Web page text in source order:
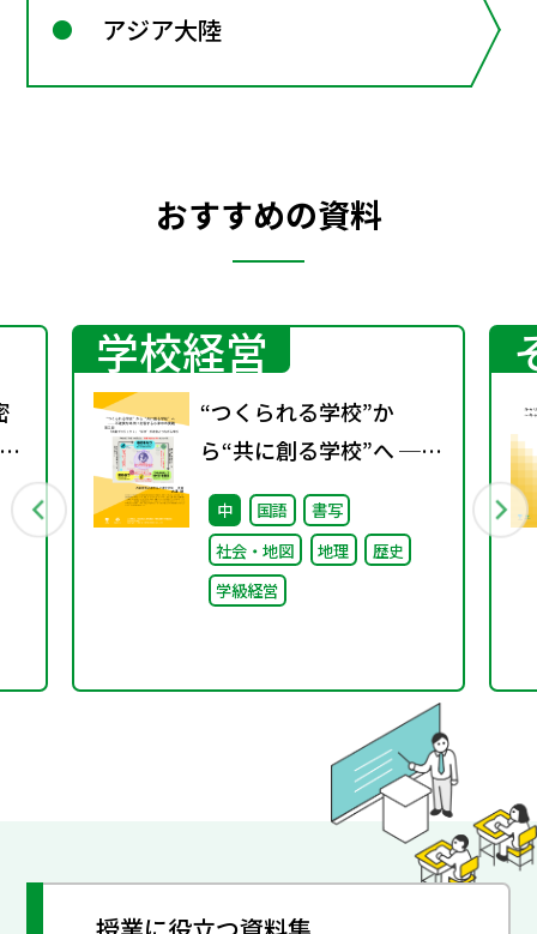
アジア大陸
おすすめの資料
学校経営
“つくられる学校”か
ら“共に創る学校”へ ──
不確実な時代に応答する
小津中の実践 第三回
「共創プロジェク
ト」“好き”が社会とつな
中 国語
書写
社会・地図
地理
歴史
学級経営